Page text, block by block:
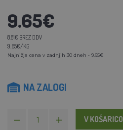
9.65€
8.81€ BREZ DDV
9.65€/KG
Najnižja cena v zadnjih 30 dneh - 9.65€
NA ZALOGI
V KOŠARICO